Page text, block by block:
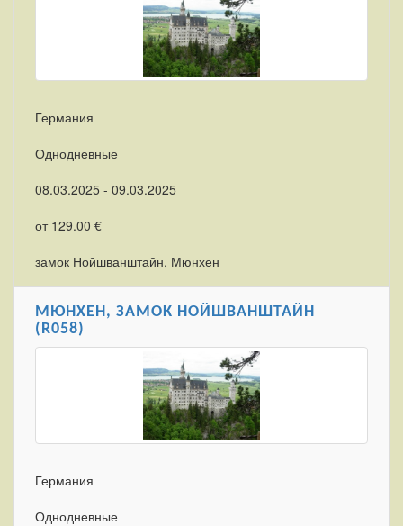
Германия
Однодневные
08.03.2025 - 09.03.2025
от 129.00 €
замок Нойшванштайн, Мюнхен
МЮНХЕН, ЗАМОК НОЙШВАНШТАЙН
(R058)
Германия
Однодневные